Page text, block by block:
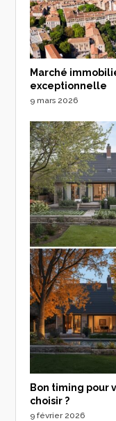
Marché
exceptionnelle
9 mars 2026
Bon timing pour
choisir ?
9 février 2026